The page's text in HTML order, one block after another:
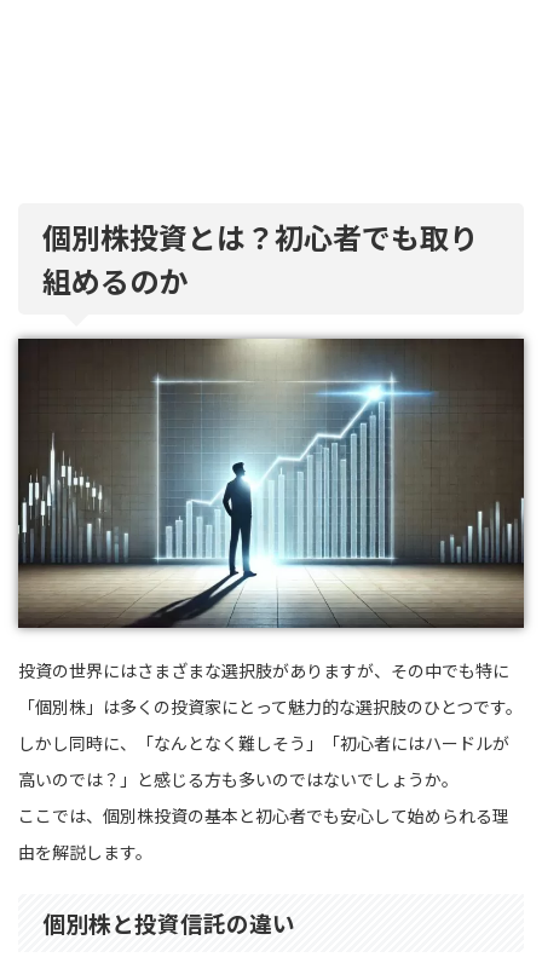
個別株投資とは？初心者でも取り
組めるのか
投資の世界にはさまざまな選択肢がありますが、その中でも特に
「個別株」は多くの投資家にとって魅力的な選択肢のひとつです。
しかし同時に、「なんとなく難しそう」「初心者にはハードルが
高いのでは？」と感じる方も多いのではないでしょうか。
ここでは、個別株投資の基本と初心者でも安心して始められる理
由を解説します。
個別株と投資信託の違い